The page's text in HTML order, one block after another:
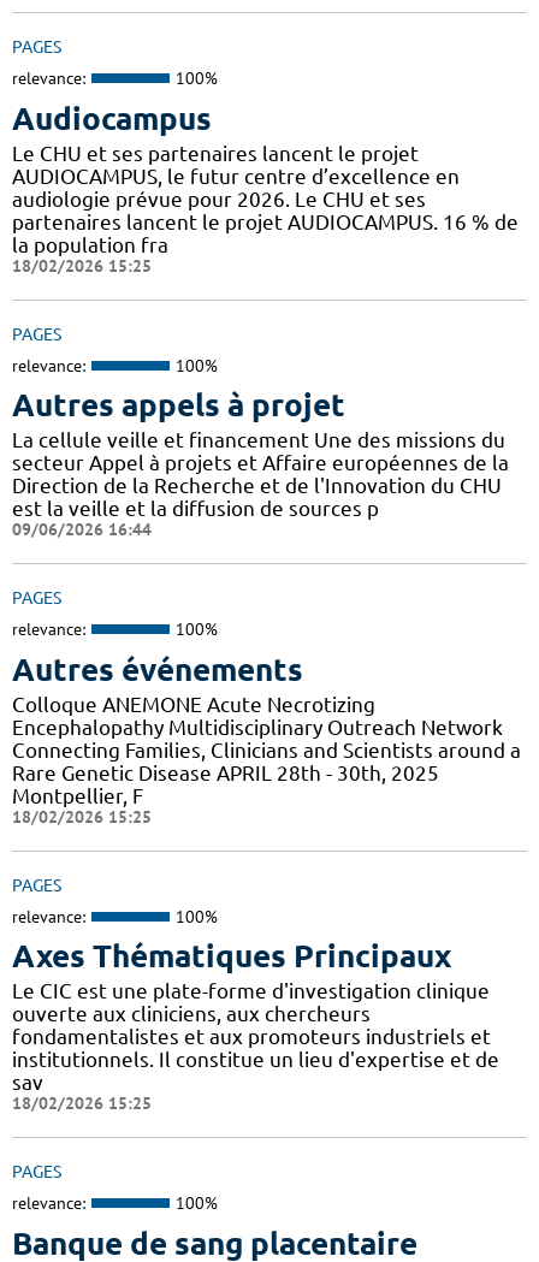
PAGES
relevance: 100%
Audiocampus
Le CHU et ses partenaires lancent le projet
AUDIOCAMPUS, le futur centre d’excellence en
audiologie prévue pour 2026. Le CHU et ses
partenaires lancent le projet AUDIOCAMPUS. 16 % de
la population fra
18/02/2026 15:25
PAGES
relevance: 100%
Autres appels à projet
La cellule veille et financement Une des missions du
secteur Appel à projets et Affaire européennes de la
Direction de la Recherche et de l'Innovation du CHU
est la veille et la diffusion de sources p
09/06/2026 16:44
PAGES
relevance: 100%
Autres événements
Colloque ANEMONE Acute Necrotizing
Encephalopathy Multidisciplinary Outreach Network
Connecting Families, Clinicians and Scientists around a
Rare Genetic Disease APRIL 28th - 30th, 2025
Montpellier, F
18/02/2026 15:25
PAGES
relevance: 100%
Axes Thématiques Principaux
Le CIC est une plate-forme d'investigation clinique
ouverte aux cliniciens, aux chercheurs
fondamentalistes et aux promoteurs industriels et
institutionnels. Il constitue un lieu d'expertise et de
sav
18/02/2026 15:25
PAGES
relevance: 100%
Banque de sang placentaire